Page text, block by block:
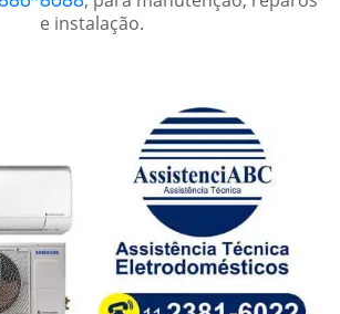
e instalação.